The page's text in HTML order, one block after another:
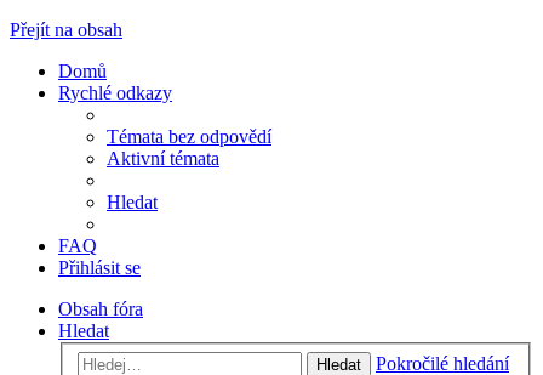
Přejít na obsah
Domů
Rychlé odkazy
Témata bez odpovědí
Aktivní témata
Hledat
FAQ
Přihlásit se
Obsah fóra
Hledat
Hledat Pokročilé hledání